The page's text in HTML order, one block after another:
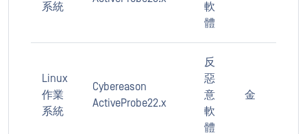
系統
軟
體
Linux
作業
系統
Cybereason
ActiveProbe22.x
反
惡
意
軟
體
金